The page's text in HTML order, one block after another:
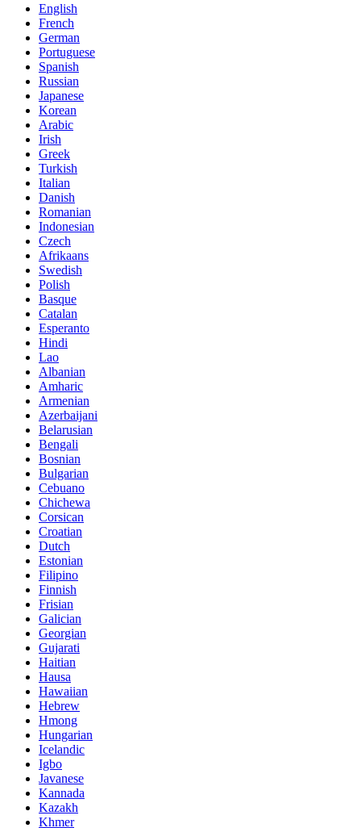
English
French
German
Portuguese
Spanish
Russian
Japanese
Korean
Arabic
Irish
Greek
Turkish
Italian
Danish
Romanian
Indonesian
Czech
Afrikaans
Swedish
Polish
Basque
Catalan
Esperanto
Hindi
Lao
Albanian
Amharic
Armenian
Azerbaijani
Belarusian
Bengali
Bosnian
Bulgarian
Cebuano
Chichewa
Corsican
Croatian
Dutch
Estonian
Filipino
Finnish
Frisian
Galician
Georgian
Gujarati
Haitian
Hausa
Hawaiian
Hebrew
Hmong
Hungarian
Icelandic
Igbo
Javanese
Kannada
Kazakh
Khmer